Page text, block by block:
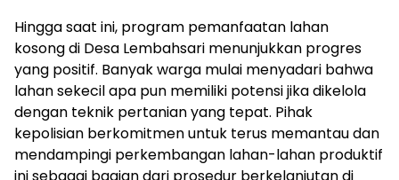
Hingga saat ini, program pemanfaatan lahan
kosong di Desa Lembahsari menunjukkan progres
yang positif. Banyak warga mulai menyadari bahwa
lahan sekecil apa pun memiliki potensi jika dikelola
dengan teknik pertanian yang tepat. Pihak
kepolisian berkomitmen untuk terus memantau dan
mendampingi perkembangan lahan-lahan produktif